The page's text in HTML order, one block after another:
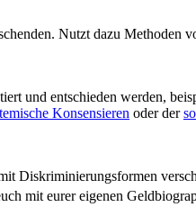
Nutzt dazu Methoden
und entschieden werden,
Konsensieren oder der
Diskriminierungsformen
mit eurer eigenen